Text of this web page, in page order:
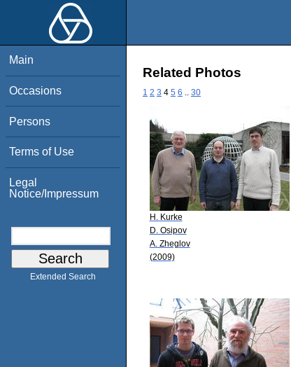
Main
Occasions
Persons
Terms of Use
Legal
Notice/Impressum
Extended Search
Related Photos
1 2 3 4 5 6 30
H. Kurke
D. Osipov
A. Zheglov
(2009)